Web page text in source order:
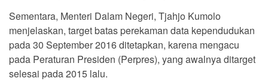
Sementara, Menteri Dalam Negeri, Tjahjo Kumolo
menjelaskan, target batas perekaman data kependudukan
pada 30 September 2016 ditetapkan, karena mengacu
pada Peraturan Presiden (Perpres), yang awalnya ditarget
selesai pada 2015 lalu.